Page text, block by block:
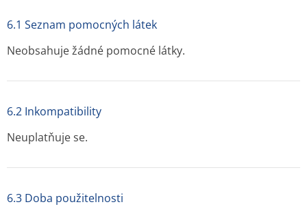
6.1 Seznam pomocných látek
Neobsahuje žádné pomocné látky.
6.2 Inkompatibility
Neuplatňuje se.
6.3 Doba použitelnosti